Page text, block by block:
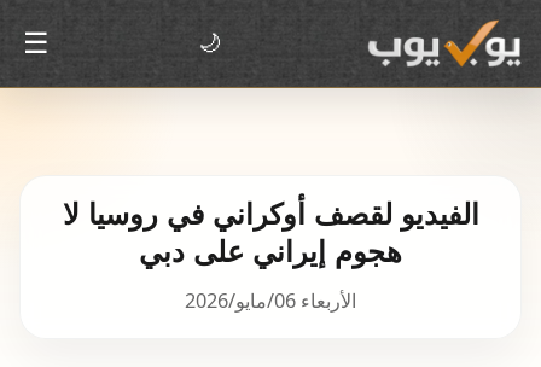
🌙
☰
الفيديو لقصف أوكراني في روسيا لا
هجوم إيراني على دبي
الأربعاء 06/مايو/2026